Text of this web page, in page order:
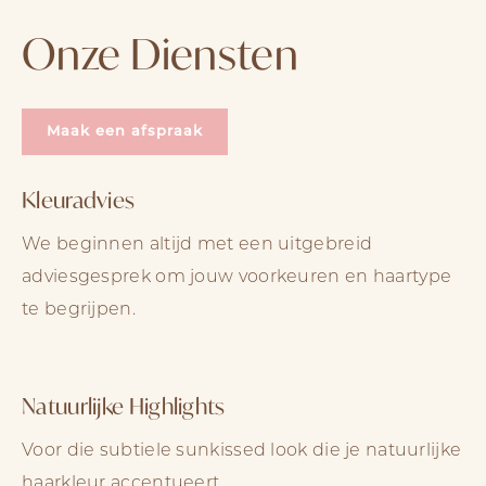
Onze Diensten
Maak een afspraak
Kleuradvies
We beginnen altijd met een uitgebreid
adviesgesprek om jouw voorkeuren en haartype
te begrijpen.
Natuurlijke Highlights
Voor die subtiele sunkissed look die je natuurlijke